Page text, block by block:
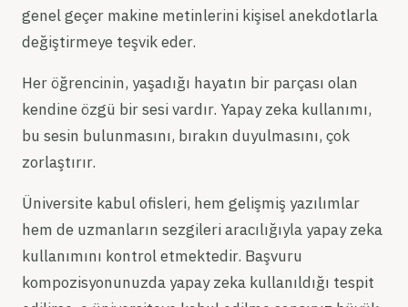
genel geçer makine metinlerini kişisel anekdotlarla
değiştirmeye teşvik eder.
Her öğrencinin, yaşadığı hayatın bir parçası olan
kendine özgü bir sesi vardır. Yapay zeka kullanımı,
bu sesin bulunmasını, bırakın duyulmasını, çok
zorlaştırır.
Üniversite kabul ofisleri, hem gelişmiş yazılımlar
hem de uzmanların sezgileri aracılığıyla yapay zeka
kullanımını kontrol etmektedir. Başvuru
kompozisyonunuzda yapay zeka kullanıldığı tespit